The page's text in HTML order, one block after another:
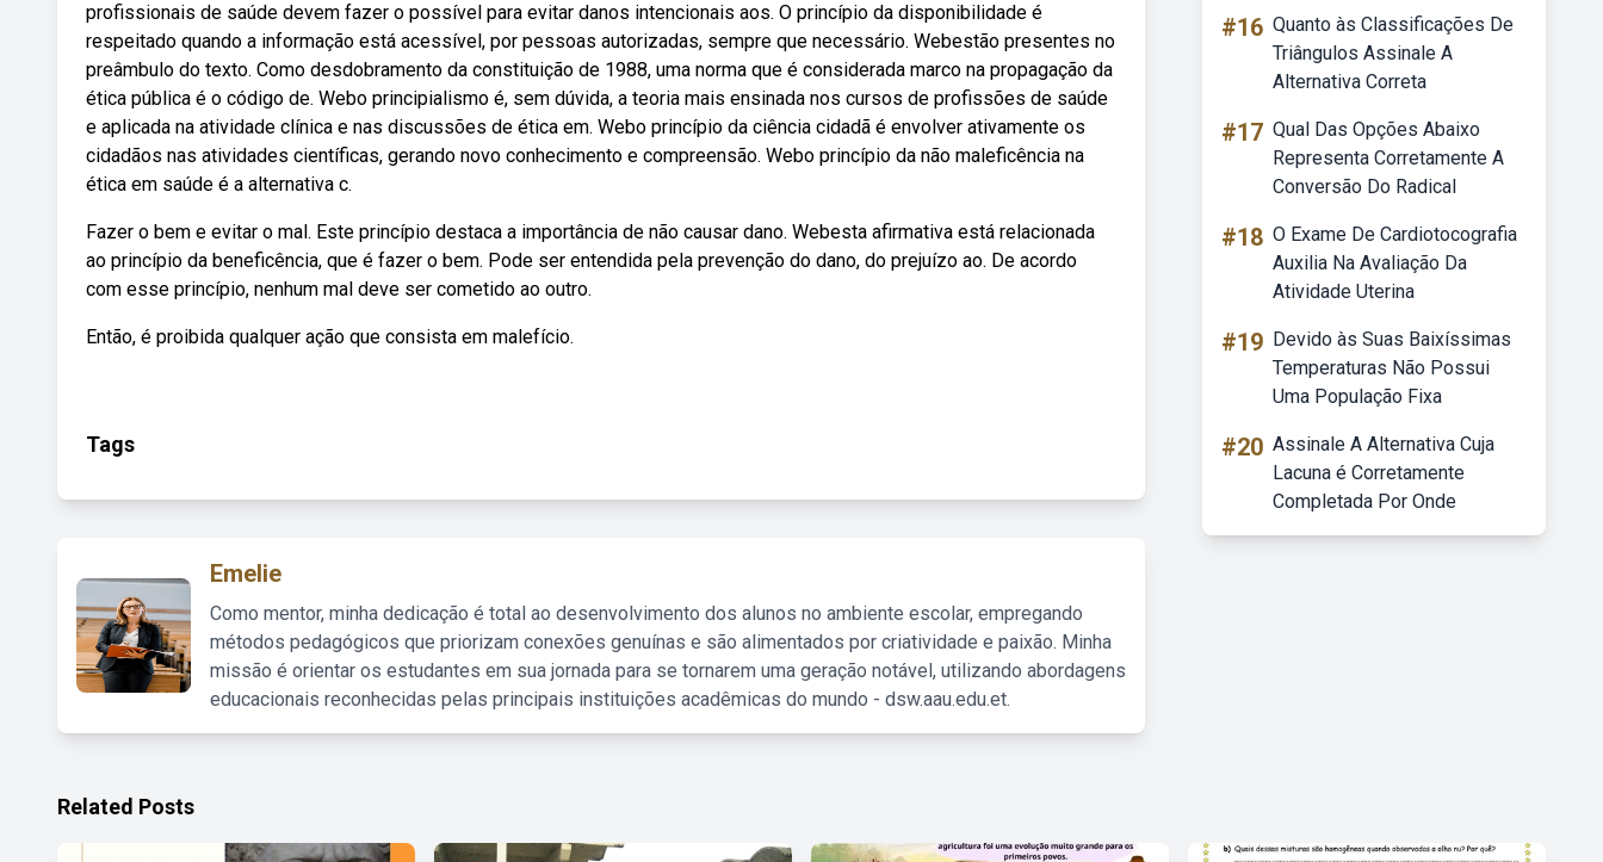
profissionais de saúde devem fazer o possível para evitar danos intencionais aos. O princípio da disponibilidade é
respeitado quando a informação está acessível, por pessoas autorizadas, sempre que necessário. Webestão presentes no
preâmbulo do texto. Como desdobramento da constituição de 1988, uma norma que é considerada marco na propagação da
ética pública é o código de. Webo principialismo é, sem dúvida, a teoria mais ensinada nos cursos de profissões de saúde
e aplicada na atividade clínica e nas discussões de ética em. Webo princípio da ciência cidadã é envolver ativamente os
cidadãos nas atividades científicas, gerando novo conhecimento e compreensão. Webo princípio da não maleficência na
ética em saúde é a alternativa c.
Fazer o bem e evitar o mal. Este princípio destaca a importância de não causar dano. Webesta afirmativa está relacionada
ao princípio da beneficência, que é fazer o bem. Pode ser entendida pela prevenção do dano, do prejuízo ao. De acordo
com esse princípio, nenhum mal deve ser cometido ao outro.
Então, é proibida qualquer ação que consista em malefício.
Tags
Emelie
Como mentor, minha dedicação é total ao desenvolvimento dos alunos no ambiente escolar, empregando
métodos pedagógicos que priorizam conexões genuínas e são alimentados por criatividade e paixão. Minha
missão é orientar os estudantes em sua jornada para se tornarem uma geração notável, utilizando abordagens
educacionais reconhecidas pelas principais instituições acadêmicas do mundo - dsw.aau.edu.et.
#16 Quanto às Classificações De
Triângulos Assinale A
Alternativa Correta
#17 Qual Das Opções Abaixo
Representa Corretamente A
Conversão Do Radical
#18 O Exame De Cardiotocografia
Auxilia Na Avaliação Da
Atividade Uterina
#19 Devido às Suas Baixíssimas
Temperaturas Não Possui
Uma População Fixa
#20 Assinale A Alternativa Cuja
Lacuna é Corretamente
Completada Por Onde
Related Posts